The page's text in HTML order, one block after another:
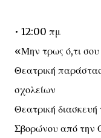
• 12:00 πμ
«Μην τρως ό,τι
Θεατρική
σχολείων
Θεατρική διασκευή
Σβορώνου από την